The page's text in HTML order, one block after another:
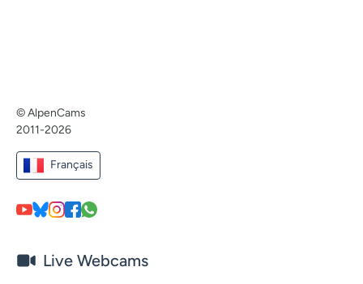
© AlpenCams
2011-2026
Français
Live Webcams